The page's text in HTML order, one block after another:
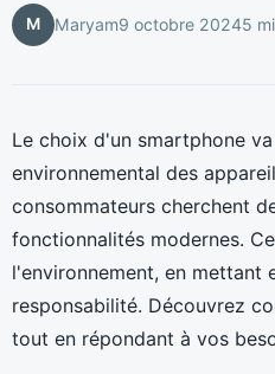
M Maryam9 octobre 20245
Le choix d'un smartphone
environnemental des
consommateurs cherchent
fonctionnalités modernes.
l'environnement, en mettant
responsabilité. Découvrez
tout en répondant à vos